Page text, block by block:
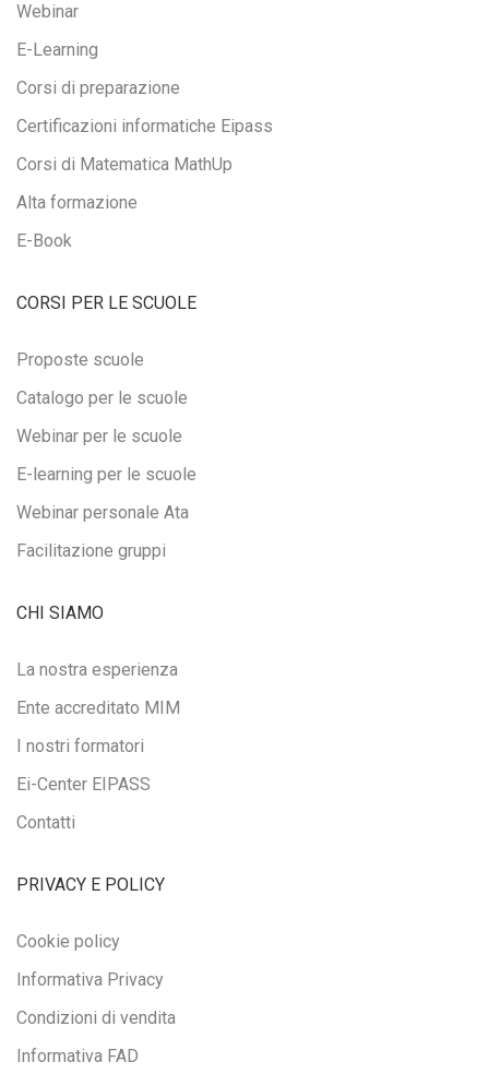
Webinar
E-Learning
Corsi di preparazione
Certificazioni informatiche Eipass
Corsi di Matematica MathUp
Alta formazione
E-Book
CORSI PER LE SCUOLE
Proposte scuole
Catalogo per le scuole
Webinar per le scuole
E-learning per le scuole
Webinar personale Ata
Facilitazione gruppi
CHI SIAMO
La nostra esperienza
Ente accreditato MIM
I nostri formatori
Ei-Center EIPASS
Contatti
PRIVACY E POLICY
Cookie policy
Informativa Privacy
Condizioni di vendita
Informativa FAD